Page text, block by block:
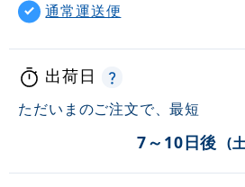
通常運送便
出荷日
ただいまのご注文で、最短
7～10日後 (